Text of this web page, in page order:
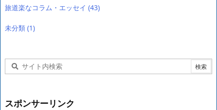
旅道楽なコラム・エッセイ (43)
未分類 (1)
スポンサーリンク